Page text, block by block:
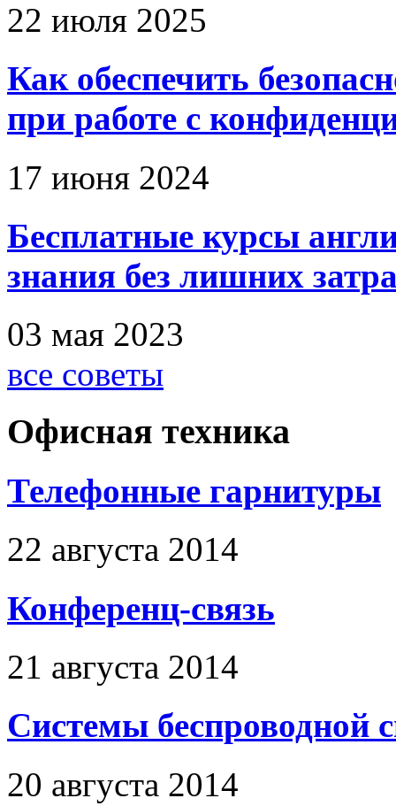
22 июля 2025
Как обеспечить
при работе с
17 июня 2024
Бесплатные курсы
знания без лишних
03 мая 2023
все советы
Офисная техника
Телефонные гарнитуры
22 августа 2014
Конференц-связь
21 августа 2014
Системы беспроводной
20 августа 2014